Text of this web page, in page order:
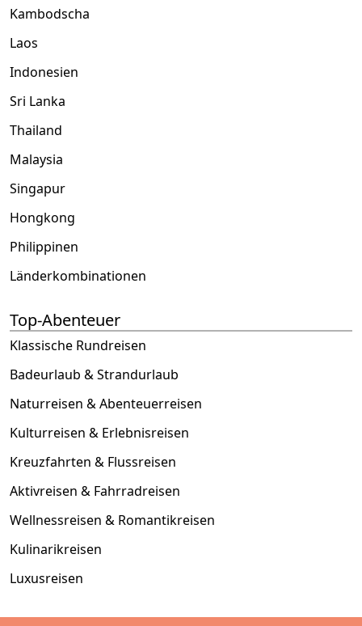
Kambodscha
Laos
Indonesien
Sri Lanka
Thailand
Malaysia
Singapur
Hongkong
Philippinen
Länderkombinationen
Top-Abenteuer
Klassische Rundreisen
Badeurlaub & Strandurlaub
Naturreisen & Abenteuerreisen
Kulturreisen & Erlebnisreisen
Kreuzfahrten & Flussreisen
Aktivreisen & Fahrradreisen
Wellnessreisen & Romantikreisen
Kulinarikreisen
Luxusreisen